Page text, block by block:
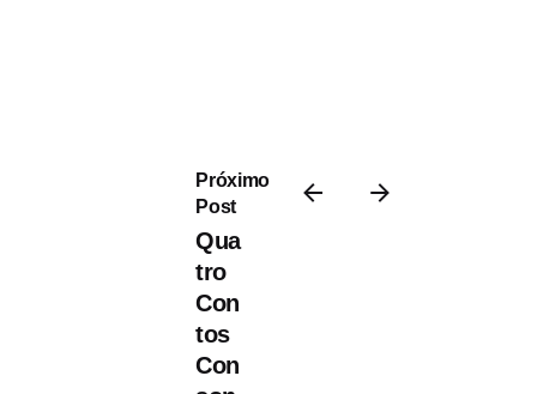
Próximo
Post
Qua
tro
Con
tos
Con